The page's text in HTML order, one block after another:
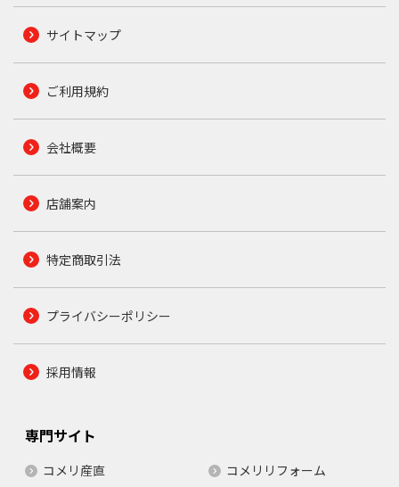
サイトマップ
ご利用規約
会社概要
店舗案内
特定商取引法
プライバシーポリシー
採用情報
専門サイト
コメリ産直 コメリリフォーム